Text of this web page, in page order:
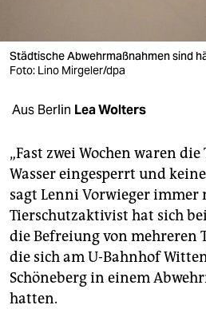
veranstaltungen
shop
fragen & hilfe
abo
genossenschaft
epaper login
Städtische Abwehrmaßnahmen sind
Foto: Lino Mirgeler/dpa
Aus Berlin Lea Wolters
„Fast zwei Wochen waren
Wasser eingesperrt und
sagt Lenni Vorwieger immer
Tierschutzaktivist hat sich
die Befreiung von mehreren
die sich am U-Bahnhof
Schöneberg in einem
hatten.